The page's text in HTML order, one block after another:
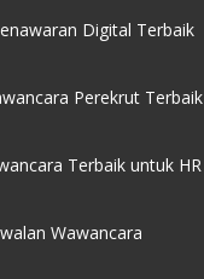
Digital Terbaik
Perekrut Terbaik
Terbaik untuk HR
Wawancara